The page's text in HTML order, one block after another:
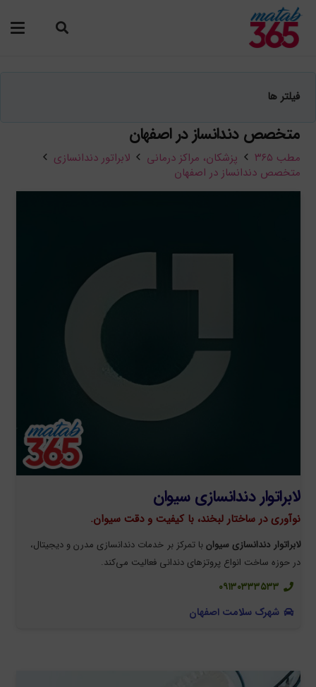
متخصص دندانساز در اصفهان
مطب ۳۶۵ پزشکان،‌ مراکز درمانی
لابراتور دندانسازی
متخصص دندانساز در اصفهان
لابراتوار دندانسازی سیوان
نوآوری در ساختار لبخند، با کیفیت و دقت سیوان.
لابراتوار دندانسازی سیوانبا تمرکز بر خدمات دندانسازی مدرن و دیجیتال،
در حوزه ساخت انواع پروتزهای دندانی فعالیت می‌کند.
۰۹۱۳۰۳۳۳۵۳۳
شهرک سلامت اصفهان
فیلتر ها